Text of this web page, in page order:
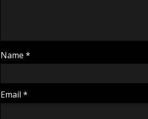
Name *
Email *